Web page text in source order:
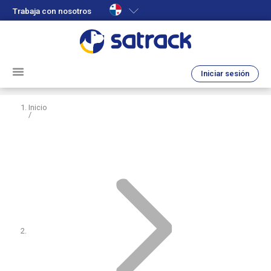
Trabaja con nosotros
Iniciar sesión
Inicio